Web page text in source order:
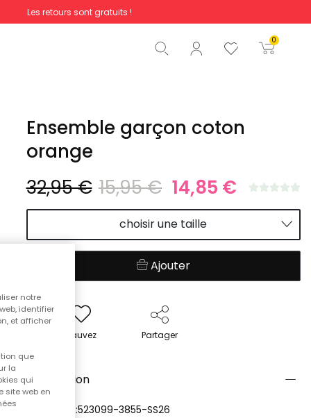
Les retours sont gratuits !
0
Total 0,00 €
Commencer la commande
Ensemble garçon coton
orange
32,95 € 15,95 € 14,85 €
choisir une taille
Ajouter
Sauvez Partager
Description
RÉFÉRENCE:523099-3855-SS26
notre
identifier
et afficher
que
la
qui
site web en